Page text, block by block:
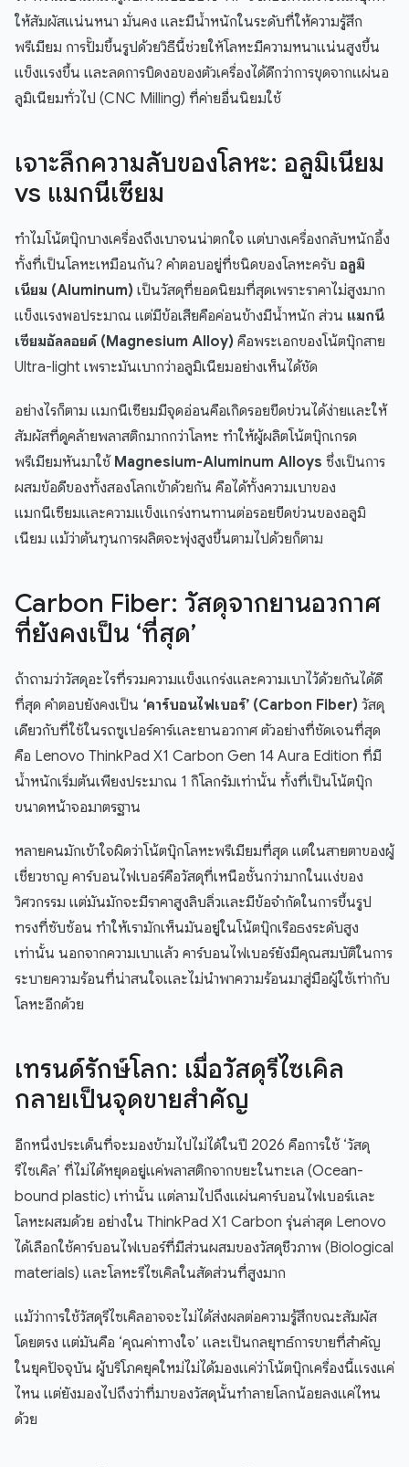
ให้สัมผัสแน่นหนา มั่นคง และมีน้ำหนักในระดับที่ให้ความรู้สึก
พรีเมียม การปั๊มขึ้นรูปด้วยวิธีนี้ช่วยให้โลหะมีความหนาแน่นสูงขึ้น
แข็งแรงขึ้น และลดการบิดงอของตัวเครื่องได้ดีกว่าการขุดจากแผ่นอ
ลูมิเนียมทั่วไป (CNC Milling) ที่ค่ายอื่นนิยมใช้
เจาะลึกความลับของโลหะ: อลูมิเนียม
vs แมกนีเซียม
ทำไมโน้ตบุ๊กบางเครื่องถึงเบาจนน่าตกใจ แต่บางเครื่องกลับหนักอึ้ง
ทั้งที่เป็นโลหะเหมือนกัน? คำตอบอยู่ที่ชนิดของโลหะครับ อลูมิ
เนียม (Aluminum) เป็นวัสดุที่ยอดนิยมที่สุดเพราะราคาไม่สูงมาก
แข็งแรงพอประมาณ แต่มีข้อเสียคือค่อนข้างมีน้ำหนัก ส่วน แมกนี
เซียมอัลลอยด์ (Magnesium Alloy) คือพระเอกของโน้ตบุ๊กสาย
Ultra-light เพราะมันเบากว่าอลูมิเนียมอย่างเห็นได้ชัด
อย่างไรก็ตาม แมกนีเซียมมีจุดอ่อนคือเกิดรอยขีดข่วนได้ง่ายและให้
สัมผัสที่ดูคล้ายพลาสติกมากกว่าโลหะ ทำให้ผู้ผลิตโน้ตบุ๊กเกรด
พรีเมียมหันมาใช้ Magnesium-Aluminum Alloys ซึ่งเป็นการ
ผสมข้อดีของทั้งสองโลกเข้าด้วยกัน คือได้ทั้งความเบาของ
แมกนีเซียมและความแข็งแกร่งทนทานต่อรอยขีดข่วนของอลูมิ
เนียม แม้ว่าต้นทุนการผลิตจะพุ่งสูงขึ้นตามไปด้วยก็ตาม
Carbon Fiber: วัสดุจากยานอวกาศ
ที่ยังคงเป็น ‘ที่สุด’
ถ้าถามว่าวัสดุอะไรที่รวมความแข็งแกร่งและความเบาไว้ด้วยกันได้ดี
ที่สุด คำตอบยังคงเป็น ‘คาร์บอนไฟเบอร์’ (Carbon Fiber) วัสดุ
เดียวกับที่ใช้ในรถซูเปอร์คาร์และยานอวกาศ ตัวอย่างที่ชัดเจนที่สุด
คือ Lenovo ThinkPad X1 Carbon Gen 14 Aura Edition ที่มี
น้ำหนักเริ่มต้นเพียงประมาณ 1 กิโลกรัมเท่านั้น ทั้งที่เป็นโน้ตบุ๊ก
ขนาดหน้าจอมาตรฐาน
หลายคนมักเข้าใจผิดว่าโน้ตบุ๊กโลหะพรีเมียมที่สุด แต่ในสายตาของผู้
เชี่ยวชาญ คาร์บอนไฟเบอร์คือวัสดุที่เหนือชั้นกว่ามากในแง่ของ
วิศวกรรม แต่มันมักจะมีราคาสูงลิบลิ่วและมีข้อจำกัดในการขึ้นรูป
ทรงที่ซับซ้อน ทำให้เรามักเห็นมันอยู่ในโน้ตบุ๊กเรือธงระดับสูง
เท่านั้น นอกจากความเบาแล้ว คาร์บอนไฟเบอร์ยังมีคุณสมบัติในการ
ระบายความร้อนที่น่าสนใจและไม่นำพาความร้อนมาสู่มือผู้ใช้เท่ากับ
โลหะอีกด้วย
เทรนด์รักษ์โลก: เมื่อวัสดุรีไซเคิล
กลายเป็นจุดขายสำคัญ
อีกหนึ่งประเด็นที่จะมองข้ามไปไม่ได้ในปี 2026 คือการใช้ ‘วัสดุ
รีไซเคิล’ ที่ไม่ได้หยุดอยู่แค่พลาสติกจากขยะในทะเล (Ocean-
bound plastic) เท่านั้น แต่ลามไปถึงแผ่นคาร์บอนไฟเบอร์และ
โลหะผสมด้วย อย่างใน ThinkPad X1 Carbon รุ่นล่าสุด Lenovo
ได้เลือกใช้คาร์บอนไฟเบอร์ที่มีส่วนผสมของวัสดุชีวภาพ (Biological
materials) และโลหะรีไซเคิลในสัดส่วนที่สูงมาก
แม้ว่าการใช้วัสดุรีไซเคิลอาจจะไม่ได้ส่งผลต่อความรู้สึกขณะสัมผัส
โดยตรง แต่มันคือ ‘คุณค่าทางใจ’ และเป็นกลยุทธ์การขายที่สำคัญ
ในยุคปัจจุบัน ผู้บริโภคยุคใหม่ไม่ได้มองแค่ว่าโน้ตบุ๊กเครื่องนี้แรงแค่
ไหน แต่ยังมองไปถึงว่าที่มาของวัสดุนั้นทำลายโลกน้อยลงแค่ไหน
ด้วย